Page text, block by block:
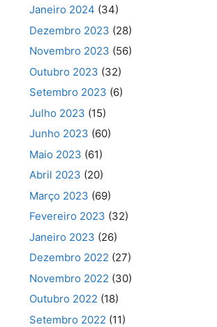
Janeiro 2024 (34)
Dezembro 2023 (28)
Novembro 2023 (56)
Outubro 2023 (32)
Setembro 2023 (6)
Julho 2023 (15)
Junho 2023 (60)
Maio 2023 (61)
Abril 2023 (20)
Março 2023 (69)
Fevereiro 2023 (32)
Janeiro 2023 (26)
Dezembro 2022 (27)
Novembro 2022 (30)
Outubro 2022 (18)
Setembro 2022 (11)